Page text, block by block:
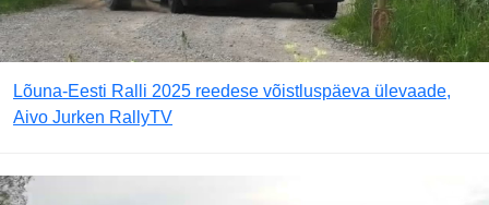
Lõuna-Eesti Ralli 2025 reedese võistluspäeva ülevaade,
Aivo Jurken RallyTV